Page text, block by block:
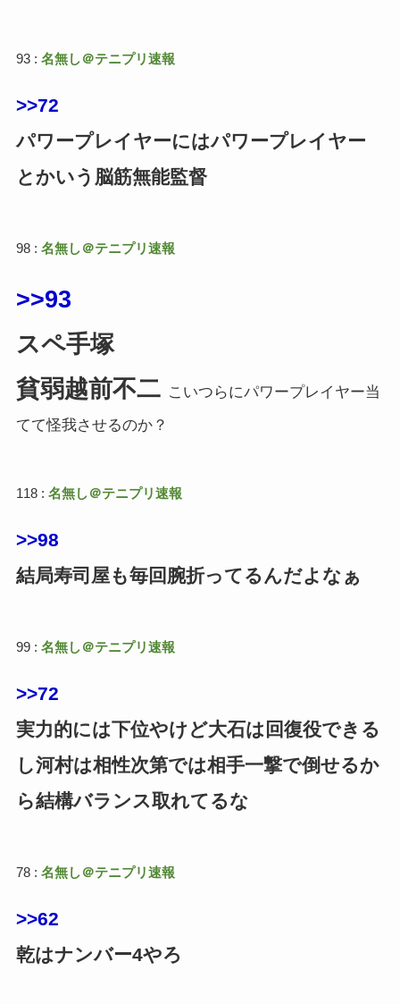
93 : 名無し＠テニプリ速報
>>72
パワープレイヤーにはパワープレイヤー
とかいう脳筋無能監督
98 : 名無し＠テニプリ速報
>>93
スペ手塚
貧弱越前不二 こいつらにパワープレイヤー当
てて怪我させるのか？
118 : 名無し＠テニプリ速報
>>98
結局寿司屋も毎回腕折ってるんだよなぁ
99 : 名無し＠テニプリ速報
>>72
実力的には下位やけど大石は回復役できる
し河村は相性次第では相手一撃で倒せるか
ら結構バランス取れてるな
78 : 名無し＠テニプリ速報
>>62
乾はナンバー4やろ